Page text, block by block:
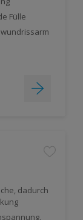
Fülle
dadurch